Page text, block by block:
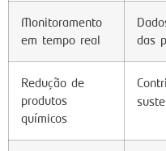
Monitoramento
em tempo real
das
Redução de
produtos
químicos